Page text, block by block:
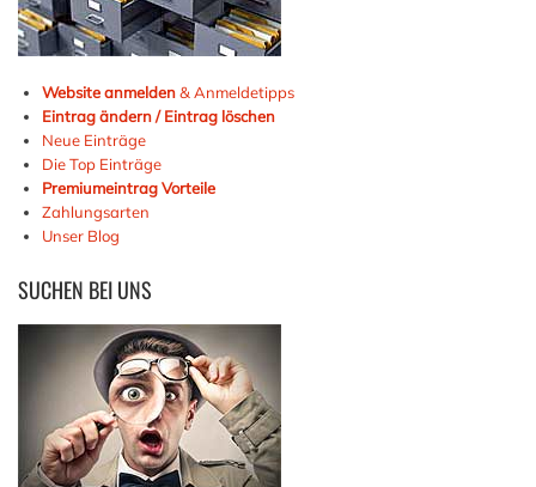
Website anmelden& Anmeldetipps
Eintrag ändern / Eintrag löschen
Neue Einträge
Die Top Einträge
Premiumeintrag Vorteile
Zahlungsarten
Unser Blog
SUCHEN BEI UNS